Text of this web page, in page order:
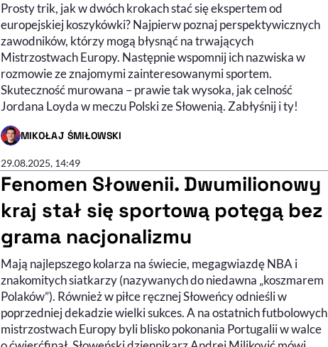
Prosty trik, jak w dwóch krokach stać się ekspertem od
europejskiej koszykówki? Najpierw poznaj perspektywicznych
zawodników, którzy mogą błysnąć na trwających
Mistrzostwach Europy. Następnie wspomnij ich nazwiska w
rozmowie ze znajomymi zainteresowanymi sportem.
Skuteczność murowana – prawie tak wysoka, jak celność
Jordana Loyda w meczu Polski ze Słowenią. Zabłyśnij i ty!
MIKOŁAJ ŚMIŁOWSKI
- AUTOR ARTYKUŁU - PROFIL
29.08.2025, 14:49
Fenomen Słowenii. Dwumilionowy
kraj stał się sportową potęgą bez
grama nacjonalizmu
Mają najlepszego kolarza na świecie, megagwiazdę NBA i
znakomitych siatkarzy (nazywanych do niedawna „koszmarem
Polaków”). Również w piłce ręcznej Słoweńcy odnieśli w
poprzedniej dekadzie wielki sukces. A na ostatnich futbolowych
mistrzostwach Europy byli blisko pokonania Portugalii w walce